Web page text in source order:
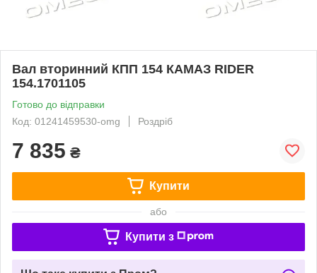
Вал вторинний КПП 154 КАМАЗ RIDER
154.1701105
Готово до відправки
Код: 01241459530-omg
Роздріб
7 835 ₴
Купити
або
Купити з